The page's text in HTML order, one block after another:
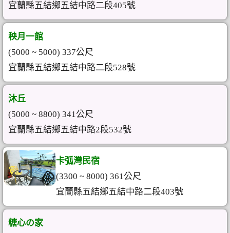
宜蘭縣五結鄉五結中路二段405號
秧月一館
(5000 ~ 5000) 337公尺
宜蘭縣五結鄉五結中路二段528號
沐丘
(5000 ~ 8800) 341公尺
宜蘭縣五結鄉五結中路2段532號
卡弧灣民宿
(3300 ~ 8000) 361公尺
宜蘭縣五結鄉五結中路二段403號
糖心の家